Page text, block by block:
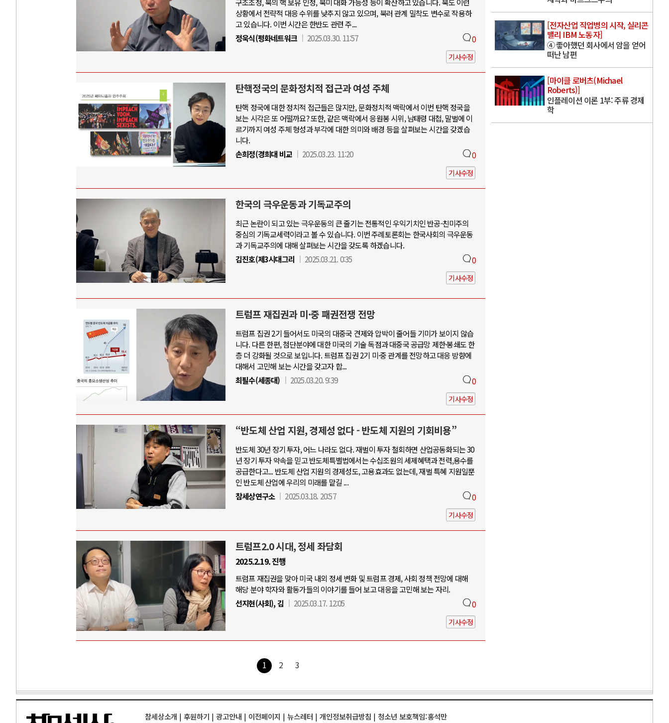
상황에서 전략적 대응 수위를 낮추지 않고 있으며, 북러 관계 밀착도 변수로 작용하
고 있습니다. 이번 시간은 한반도 관련 주...
정욱식(평화네트워크
2025.03.30. 11:57 0
기사수정
탄핵정국의 문화정치적 접근과 여성 주체
탄핵 정국에 대한 정치적 접근들은 많지만, 문화정치적 맥락에서 이번 탄핵 정국을
보는 시각은 또 어떨까요? 또한, 같은 맥락에서 응원봉 시위, 남태령 대첩, 말벌에 이
르기까지 여성 주체 형성과 부각에 대한 의미와 배경 등을 살펴보는 시간을 갖겠습
니다.
손희정(경희대 비교
2025.03.23. 11:20 0
기사수정
한국의 극우운동과 기독교주의
최근 논란이 되고 있는 극우운동의 큰 줄기는 전통적인 우익기치인 반공-친미주의
중심의 기독교세력이라고 볼 수 있습니다. 이번 주례토론회는 한국사회의 극우운동
과 기독교주의에 대해 살펴보는 시간을 갖도록 하겠습니다.
김진호(제3시대그리
2025.03.21. 0:35 0
기사수정
트럼프 재집권과 미·중 패권전쟁 전망
트럼프 집권 2기 들어서도 미국의 대중국 견제와 압박이 줄어들 기미가 보이지 않습
니다. 다른 한편, 첨단분야에 대한 미국의 기술 독점과 대중국 공급망 제한·봉쇄도 한
층 더 강화될 것으로 보입니다. 트럼프 집권 2기 미·중 관계를 전망하고 대응 방향에
대해서 고민해 보는 시간을 갖고자 합...
최필수(세종대)
2025.03.20. 9:39 0
기사수정
“반도체 산업 지원, 경제성 없다 - 반도체 지원의 기회비용”
반도체 30년 장기 투자, 어느 나라도 없다. 재벌이 투자 철회하면 산업공동화되는 30
년 장기 투자 약속을 믿고 반도체특별법에서는 수십조원의 세제혜택과 전력,용수를
공급한다고... 반도체 산업 지원의 경제성도, 고용효과도 없는데, 재벌 특혜 지원일뿐
인 반도체 산업에 우리의 미래를 맡길 ...
참세상연구소
2025.03.18. 20:57 0
기사수정
트럼프2.0 시대, 정세 좌담회
2025.2.19. 진행
트럼프 재집권을 맞아 미국 내외 정세 변화 및 트럼프 경제, 사회 정책 전망에 대해
해당 분야 학자와 활동가들의 이야기를 들어 보고 대응을 고민해 보는 자리.
선지현(사회), 김
2025.03.17. 12:05 0
기사수정
1 2 3
[전자산업 직업병의 시작, 실리콘
밸리 IBM 노동자]
④ 좋아했던 회사에서 암을 얻어
떠난 남편
[마이클 로버츠(Michael
Roberts)]
인플레이션 이론 1부: 주류 경제
학
참세상소개 | 후원하기 | 광고안내 | 이전페이지 | 뉴스레터 | 개인정보취급방침 | 청소년 보호책임:홍석만